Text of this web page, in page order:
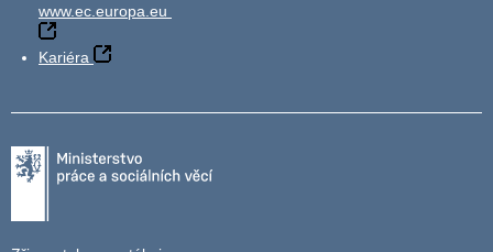
www.ec.europa.eu
Kariéra